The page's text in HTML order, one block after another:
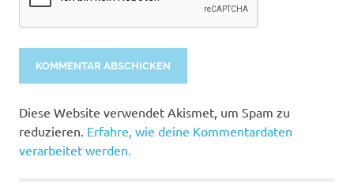
Alternative:
Diese Website verwendet Akismet, um Spam zu
reduzieren. Erfahre, wie deine Kommentardaten
verarbeitet werden.